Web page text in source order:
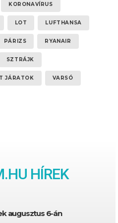
KORONAVÍRUS
LOT LUFTHANSA
PÁRIZS RYANAIR
SZTRÁJK
JÁRATOK VARSÓ
HÍREK
augusztus 6-án